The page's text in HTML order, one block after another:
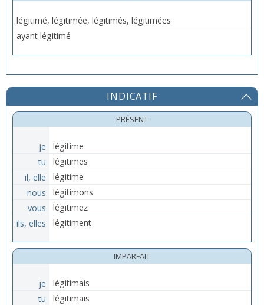
légitimé, légitimée, légitimés, légitimées
ayant légitimé
INDICATIF
PRÉSENT
je
légitime
tu
légitimes
il, elle
légitime
nous
légitimons
vous
légitimez
ils, elles
légitiment
IMPARFAIT
je
légitimais
tu
légitimais